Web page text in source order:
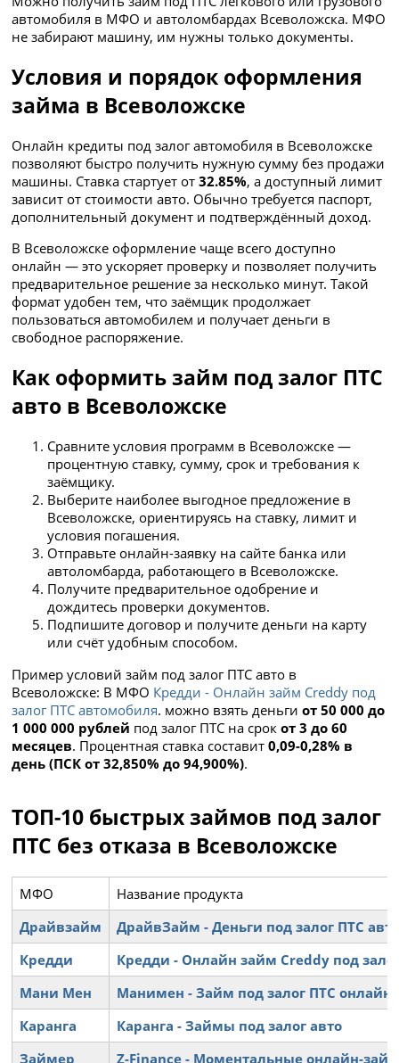
автомобиля в МФО и автоломбардах Всеволожска. МФО
не забирают машину, им нужны только документы.
Условия и порядок оформления
займа в Всеволожске
Онлайн кредиты под залог автомобиля в Всеволожске
позволяют быстро получить нужную сумму без продажи
машины. Ставка стартует от32.85%, а доступный лимит
зависит от стоимости авто. Обычно требуется паспорт,
дополнительный документ и подтверждённый доход.
В Всеволожске оформление чаще всего доступно
онлайн — это ускоряет проверку и позволяет получить
предварительное решение за несколько минут. Такой
формат удобен тем, что заёмщик продолжает
пользоваться автомобилем и получает деньги в
свободное распоряжение.
Как оформить займ под залог ПТС
авто в Всеволожске
Сравните условия программ в Всеволожске —
процентную ставку, сумму, срок и требования к
заёмщику.
Выберите наиболее выгодное предложение в
Всеволожске, ориентируясь на ставку, лимит и
условия погашения.
Отправьте онлайн-заявку на сайте банка или
автоломбарда, работающего в Всеволожске.
Получите предварительное одобрение и
дождитесь проверки документов.
Подпишите договор и получите деньги на карту
или счёт удобным способом.
Пример условий займ под залог ПТС авто в
Всеволожске: В МФО Кредди - Онлайн займ Creddy под
залог ПТС автомобиля. можно взять деньгиот 50 000 до
1 000 000 рублей под залог ПТС на срокот 3 до 60
месяцев. Процентная ставка составит0,09-0,28% в
день (ПСК от 32,850% до 94,900%).
ТОП-10 быстрых займов под залог
ПТС без отказа в Всеволожске
МФО
Название продукта
Драйвзайм
ДрайвЗайм - Деньги под залог ПТС
Кредди
Кредди - Онлайн займ Creddy под
Мани Мен
Манимен - Займ под залог ПТС онлайн
Каранга
Каранга - Займы под залог авто
Займер
Z-Finance - Моментальные онлайн-